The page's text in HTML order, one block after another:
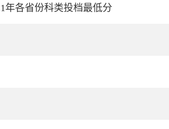
年各省份科类投档最低分